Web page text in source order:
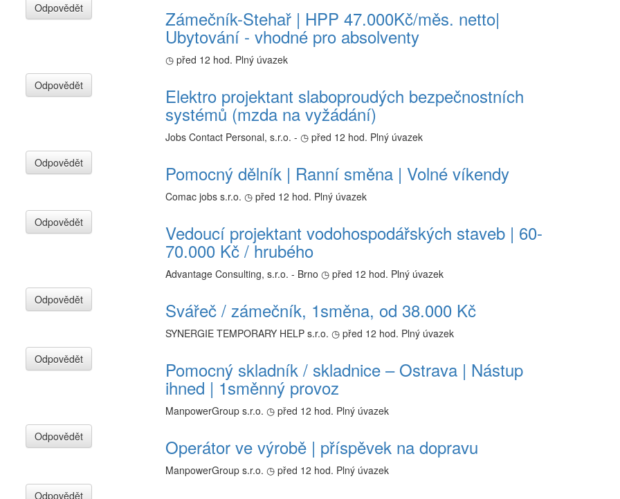
Odpovědět Zámečník-Stehař | HPP 47.000Kč/měs. netto|
Ubytování - vhodné pro absolventy
◷ před 12 hod. Plný úvazek
Odpovědět Elektro projektant slaboproudých bezpečnostních
systémů (mzda na vyžádání)
Jobs Contact Personal, s.r.o. - ◷ před 12 hod. Plný úvazek
Odpovědět Pomocný dělník | Ranní směna | Volné víkendy
Comac jobs s.r.o. ◷ před 12 hod. Plný úvazek
Odpovědět Vedoucí projektant vodohospodářských staveb | 60-
70.000 Kč / hrubého
Advantage Consulting, s.r.o. - Brno ◷ před 12 hod. Plný úvazek
Odpovědět Svářeč / zámečník, 1směna, od 38.000 Kč
SYNERGIE TEMPORARY HELP s.r.o. ◷ před 12 hod. Plný úvazek
Odpovědět Pomocný skladník / skladnice – Ostrava | Nástup
ihned | 1směnný provoz
ManpowerGroup s.r.o. ◷ před 12 hod. Plný úvazek
Odpovědět Operátor ve výrobě | příspěvek na dopravu
ManpowerGroup s.r.o. ◷ před 12 hod. Plný úvazek
Odpovědět